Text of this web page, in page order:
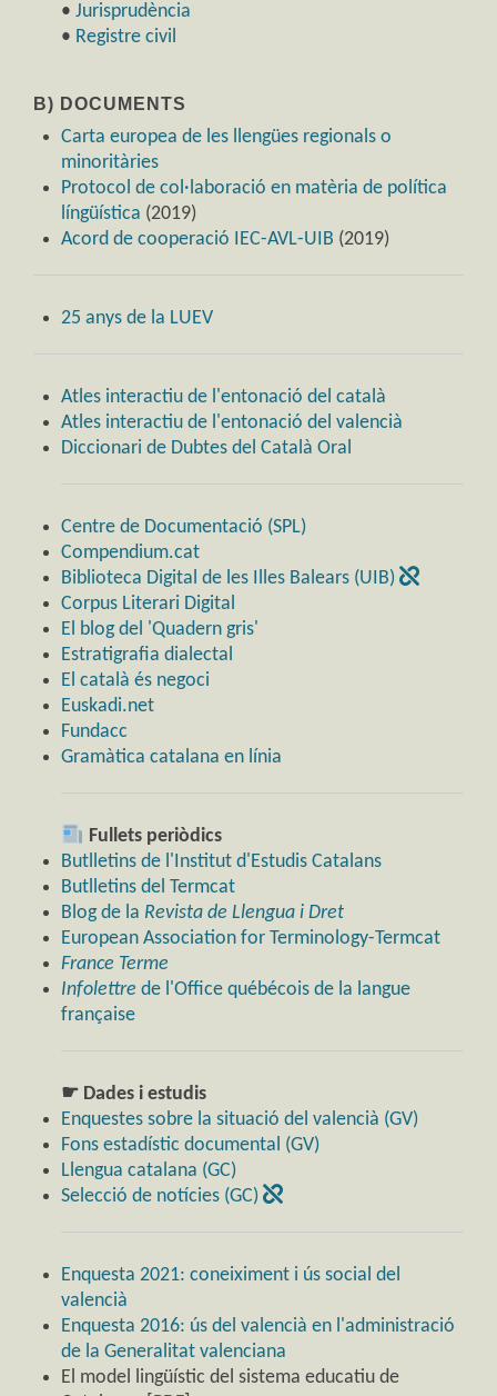
• Jurisprudència
• Registre civil
B) DOCUMENTS
Carta europea de les llengües regionals o
minoritàries
Protocol de col·laboració en matèria de política
língüística (2019)
Acord de cooperació IEC-AVL-UIB (2019)
25 anys de la LUEV
Atles interactiu de l'entonació del català
Atles interactiu de l'entonació del valencià
Diccionari de Dubtes del Català Oral
Centre de Documentació (SPL)
Compendium.cat
Biblioteca Digital de les Illes Balears (UIB)
Corpus Literari Digital
El blog del 'Quadern gris'
Estratigrafia dialectal
El català és negoci
Euskadi.net
Fundacc
Gramàtica catalana en línia
Fullets periòdics
Butlletins de l'Institut d'Estudis Catalans
Butlletins del Termcat
Blog de la Revista de Llengua i Dret
European Association for Terminology-Termcat
France Terme
Infolettre de l'Office québécois de la langue
française
☛ Dades i estudis
Enquestes sobre la situació del valencià (GV)
Fons estadístic documental (GV)
Llengua catalana (GC)
Selecció de notícies (GC)
Enquesta 2021: coneiximent i ús social del
valencià
Enquesta 2016: ús del valencià en l'administració
de la Generalitat valenciana
El model lingüístic del sistema educatiu de